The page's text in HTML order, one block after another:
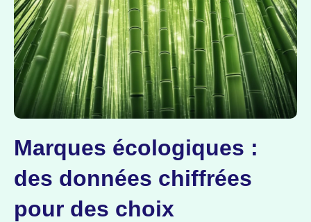
Marques écologiques :
des données chiffrées
pour des choix